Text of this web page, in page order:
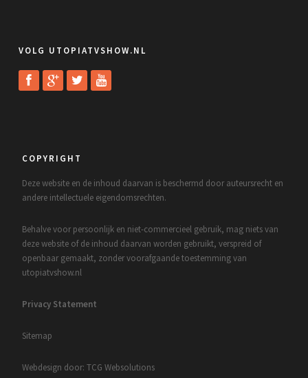
VOLG UTOPIATVSHOW.NL
COPYRIGHT
Deze website en de inhoud daarvan is beschermd door auteursrecht en
andere intellectuele eigendomsrechten.
Behalve voor persoonlijk en niet-commercieel gebruik, mag niets van
deze website of de inhoud daarvan worden gebruikt, verspreid of
openbaar gemaakt, zonder voorafgaande toestemming van
utopiatvshow.nl
Privacy Statement
Sitemap
Webdesign door: TCG Websolutions